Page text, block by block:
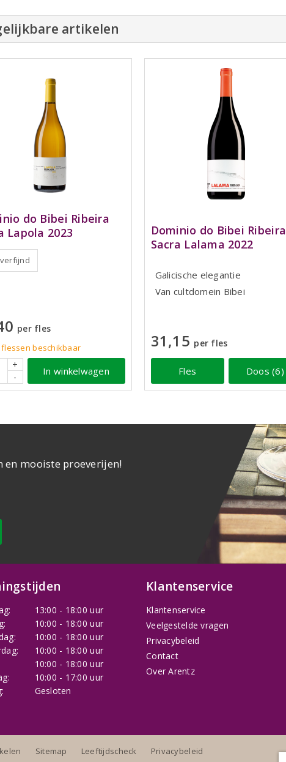
artikelen
do Bibei Ribeira
Lapola 2023
per fles
beschikbaar
+
-
In winkelwagen
Dominio do Bibei Ribeira
Sacra Lalama 2022
Galicische elegantie
Van cultdomein Bibei
31,15 per fles
Fles Doos (6)
en mooiste proeverijen!
13:00 - 18:00 uur
10:00 - 18:00 uur
10:00 - 18:00 uur
10:00 - 18:00 uur
10:00 - 18:00 uur
10:00 - 17:00 uur
Gesloten
Klantenservice
Klantenservice
Veelgestelde vragen
Privacybeleid
Contact
Over Arentz
Sitemap Leeftijdscheck Privacybeleid